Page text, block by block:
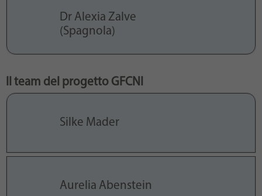
Dr Alexia Zalve
(Spagnola)
Il team del progetto GFCNI
Silke Mader
Aurelia Abenstein